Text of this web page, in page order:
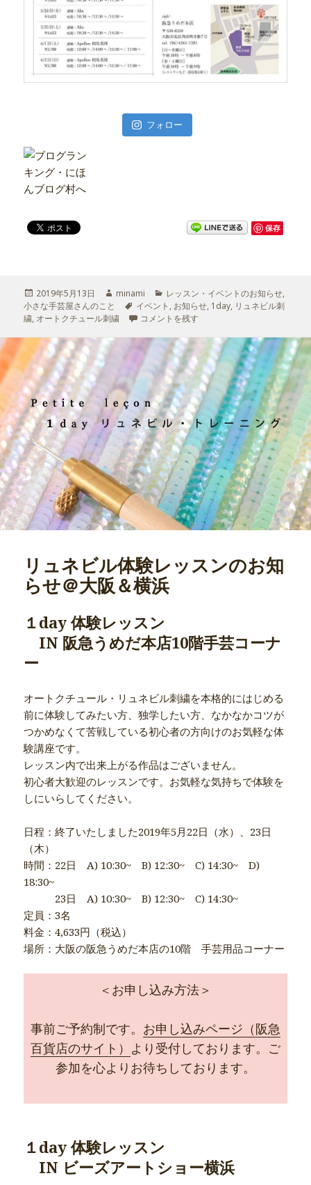
フォロー
保存
投
稿
日:
2019年5月13日
作
者
minami
カ
テ
ゴ
ー
レッスン・イベントのお知らせ,
小さな手芸屋さんのこと
タ
グ
イベント , お知らせ, 1day, リュネビル刺
繍, オートクチュール刺繍 阪急うめだ本店のリュネビル刺繍ワークショ
コメントを残す
リュネビル体験レッスンのお知
らせ＠大阪＆横浜
１day 体験レッスン
IN 阪急うめだ本店10階手芸コーナ
ー
オートクチュール・リュネビル刺繍を本格的にはじめる
前に体験してみたい方、独学したい方、なかなかコツが
つかめなくて苦戦している初心者の方向けのお気軽な体
験講座です。
レッスン内で出来上がる作品はございません。
初心者大歓迎のレッスンです。お気軽な気持ちで体験を
しにいらしてください。
日程：終了いたしました2019年5月22日（水）、23日
（木）
時間：22日 A) 10:30~ B) 12:30~ C) 14:30~ D)
18:30~
23日 A) 10:30~ B) 12:30~ C) 14:30~
定員：3名
料金：4,633円（税込）
場所：大阪の阪急うめだ本店の10階 手芸用品コーナー
＜お申し込み方法＞
事前ご予約制です。 お申し込みページ（阪急
百貨店のサイト） より受付しております。ご
参加を心よりお待ちしております。
１day 体験レッスン
IN ビーズアートショー横浜